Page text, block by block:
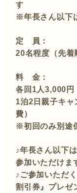
す
※年長さん以下
定 員：
20名程度（先着
料 金：
各回1人3,000円
1泊2日親子キ
費）
※初回のみ別途
♪年長さん以下
参加いただけま
♪ご参加いただ
割引券』プレゼ